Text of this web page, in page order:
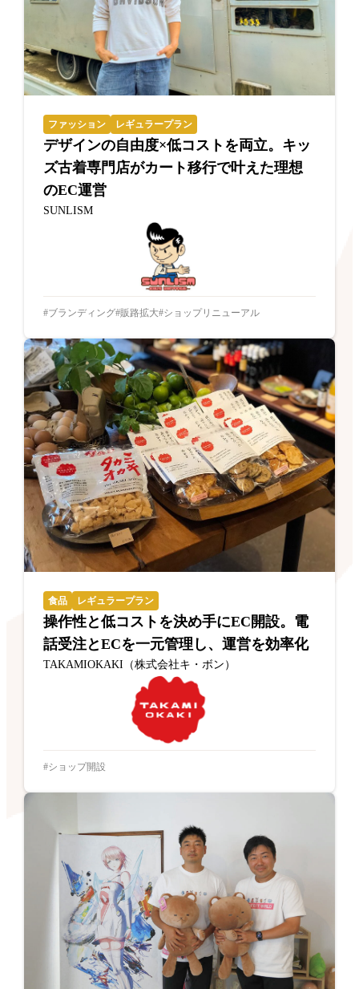
ファッション レギュラープラン
デザインの自由度×低コストを両立。キッ
ズ古着専門店がカート移行で叶えた理想
のEC運営
SUNLISM
ブランディング 販路拡大 ショップリニューアル
食品 レギュラープラン
操作性と低コストを決め手にEC開設。電
話受注とECを一元管理し、運営を効率化
TAKAMIOKAKI（株式会社キ・ボン）
ショップ開設